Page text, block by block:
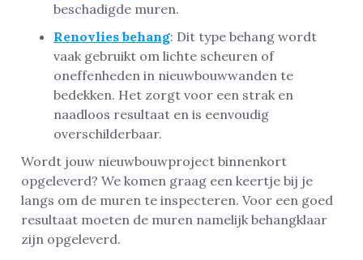
beschadigde muren.
Renovlies behang: Dit type behang wordt
vaak gebruikt om lichte scheuren of
oneffenheden in nieuwbouwwanden te
bedekken. Het zorgt voor een strak en
naadloos resultaat en is eenvoudig
overschilderbaar.
Wordt jouw nieuwbouwproject binnenkort
opgeleverd? We komen graag een keertje bij je
langs om de muren te inspecteren. Voor een goed
resultaat moeten de muren namelijk behangklaar
zijn opgeleverd.